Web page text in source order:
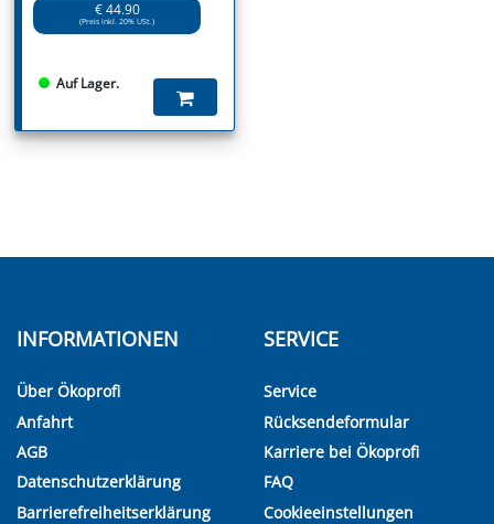
€ 44.90
(Preis inkl. 20% USt.)
Auf Lager.
INFORMATIONEN
Über Ökoprofi
Anfahrt
AGB
Datenschutzerklärung
Barrierefreiheitserklärung
SERVICE
Service
Rücksendeformular
Karriere bei Ökoprofi
FAQ
Cookieeinstellungen